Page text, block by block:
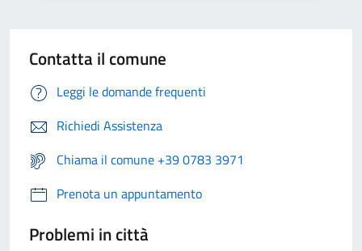
Contatta il comune
Leggi le domande frequenti
Richiedi Assistenza
Chiama il comune +39 0783 3971
Prenota un appuntamento
Problemi in città